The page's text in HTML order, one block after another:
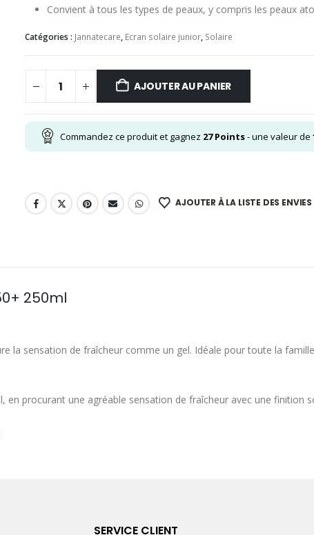
Convient à tous les types de peaux, y compris les peaux
Catégories : Jannatecare, Ecran solaire junior, Solaire
AJOUTER AU PANIER
Commandez ce produit et gagnez 27Points- une valeur de
AJOUTER À LA LISTE DES ENVIES
250ml
la sensation de fraîcheur comme un gel. Idéale pour toute la
procurant une agréable sensation de fraîcheur avec une finition
SERVICE CLIENT